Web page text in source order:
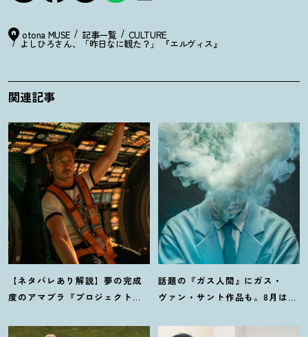
otona MUSE 記事一覧 CULTURE
よしひろさん、「昨日なに観た ？ 」 『エルヴィス』
関連記事
【ネタバレあり解説】夢の完成
度のアマプラ『プロジェクト・
ます
話題の『ガス人間』にガス・
ヴァン・サント作品も。8月は
せない！